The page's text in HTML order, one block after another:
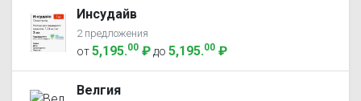
Инсудайв
2 предложения
от5,195.00 ₽ до 5,195.00 ₽
Велгия